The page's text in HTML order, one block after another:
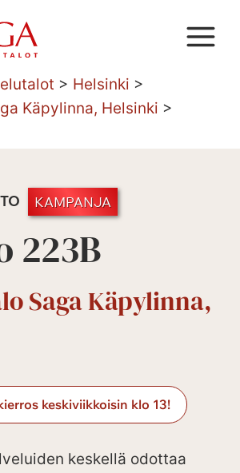
> Helsinki >
Käpylinna, Helsinki >
KAMPANJA
223B
Saga Käpylinna,
keskiviikkoisin klo 13!
keskellä odottaa